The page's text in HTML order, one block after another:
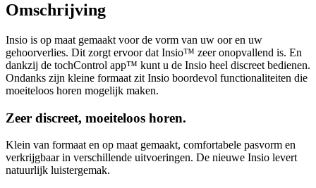
Omschrijving
Insio is op maat gemaakt voor de vorm van uw oor en uw
gehoorverlies. Dit zorgt ervoor dat Insio™ zeer onopvallend is. En
dankzij de tochControl app™ kunt u de Insio heel discreet bedienen.
Ondanks zijn kleine formaat zit Insio boordevol functionaliteiten die
moeiteloos horen mogelijk maken.
Zeer discreet, moeiteloos horen.
Klein van formaat en op maat gemaakt, comfortabele pasvorm en
verkrijgbaar in verschillende uitvoeringen. De nieuwe Insio levert
natuurlijk luistergemak.